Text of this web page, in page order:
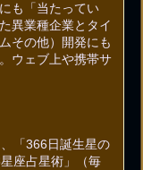
も「当たってい
異業種企業とタイ
その他）開発にも
ウェブ上や携帯サ
「366日誕生星の
座占星術」（毎